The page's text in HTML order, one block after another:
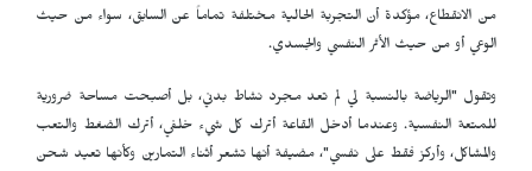
من الانقطاع، مؤكدة أن التجربة الحالية مختلفة تماماً عن السابق، سواء من حيث
الوعي أو من حيث الأثر النفسي والجسدي.
وتقول "الرياضة بالنسبة لي لم تعد مجرد نشاط بدني، بل أصبحت مساحة ضرورية
للمتعة النفسية. وعندما أدخل القاعة أترك كل شيء خلفي، أترك الضغط والتعب
والمشاكل، وأركز فقط على نفسي"، مضيفة أنها تشعر أثناء التمارين وكأنها تعيد شحن